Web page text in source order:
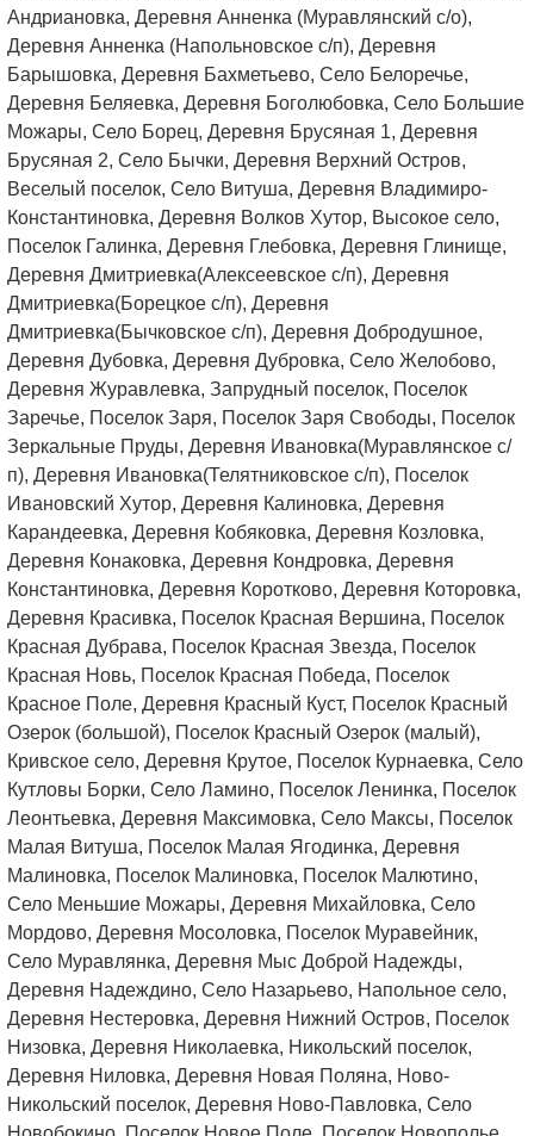
Андриановка, Деревня Анненка (Муравлянский с/о),
Деревня Анненка (Напольновское с/п), Деревня
Барышовка, Деревня Бахметьево, Село Белоречье,
Деревня Беляевка, Деревня Боголюбовка, Село Большие
Можары, Село Борец, Деревня Брусяная 1, Деревня
Брусяная 2, Село Бычки, Деревня Верхний Остров,
Веселый поселок, Село Витуша, Деревня Владимиро-
Константиновка, Деревня Волков Хутор, Высокое село,
Поселок Галинка, Деревня Глебовка, Деревня Глинище,
Деревня Дмитриевка(Алексеевское с/п), Деревня
Дмитриевка(Борецкое с/п), Деревня
Дмитриевка(Бычковское с/п), Деревня Добродушное,
Деревня Дубовка, Деревня Дубровка, Село Желобово,
Деревня Журавлевка, Запрудный поселок, Поселок
Заречье, Поселок Заря, Поселок Заря Свободы, Поселок
Зеркальные Пруды, Деревня Ивановка(Муравлянское с/
п), Деревня Ивановка(Телятниковское с/п), Поселок
Ивановский Хутор, Деревня Калиновка, Деревня
Карандеевка, Деревня Кобяковка, Деревня Козловка,
Деревня Конаковка, Деревня Кондровка, Деревня
Константиновка, Деревня Коротково, Деревня Которовка,
Деревня Красивка, Поселок Красная Вершина, Поселок
Красная Дубрава, Поселок Красная Звезда, Поселок
Красная Новь, Поселок Красная Победа, Поселок
Красное Поле, Деревня Красный Куст, Поселок Красный
Озерок (большой), Поселок Красный Озерок (малый),
Кривское село, Деревня Крутое, Поселок Курнаевка, Село
Кутловы Борки, Село Ламино, Поселок Ленинка, Поселок
Леонтьевка, Деревня Максимовка, Село Максы, Поселок
Малая Витуша, Поселок Малая Ягодинка, Деревня
Малиновка, Поселок Малиновка, Поселок Малютино,
Село Меньшие Можары, Деревня Михайловка, Село
Мордово, Деревня Мосоловка, Поселок Муравейник,
Село Муравлянка, Деревня Мыс Доброй Надежды,
Деревня Надеждино, Село Назарьево, Напольное село,
Деревня Нестеровка, Деревня Нижний Остров, Поселок
Низовка, Деревня Николаевка, Никольский поселок,
Деревня Ниловка, Деревня Новая Поляна, Ново-
Никольский поселок, Деревня Ново-Павловка, Село